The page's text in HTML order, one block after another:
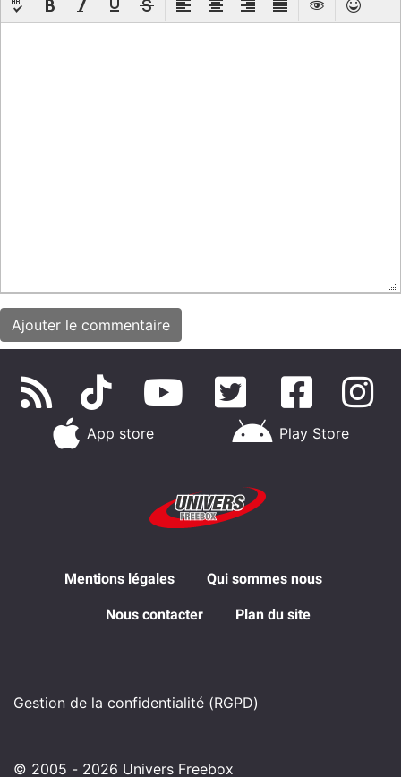
App store Play Store
Mentions légales Qui sommes nous
Nous contacter Plan du site
Gestion de la confidentialité (RGPD)
© 2005 - 2026 Univers Freebox